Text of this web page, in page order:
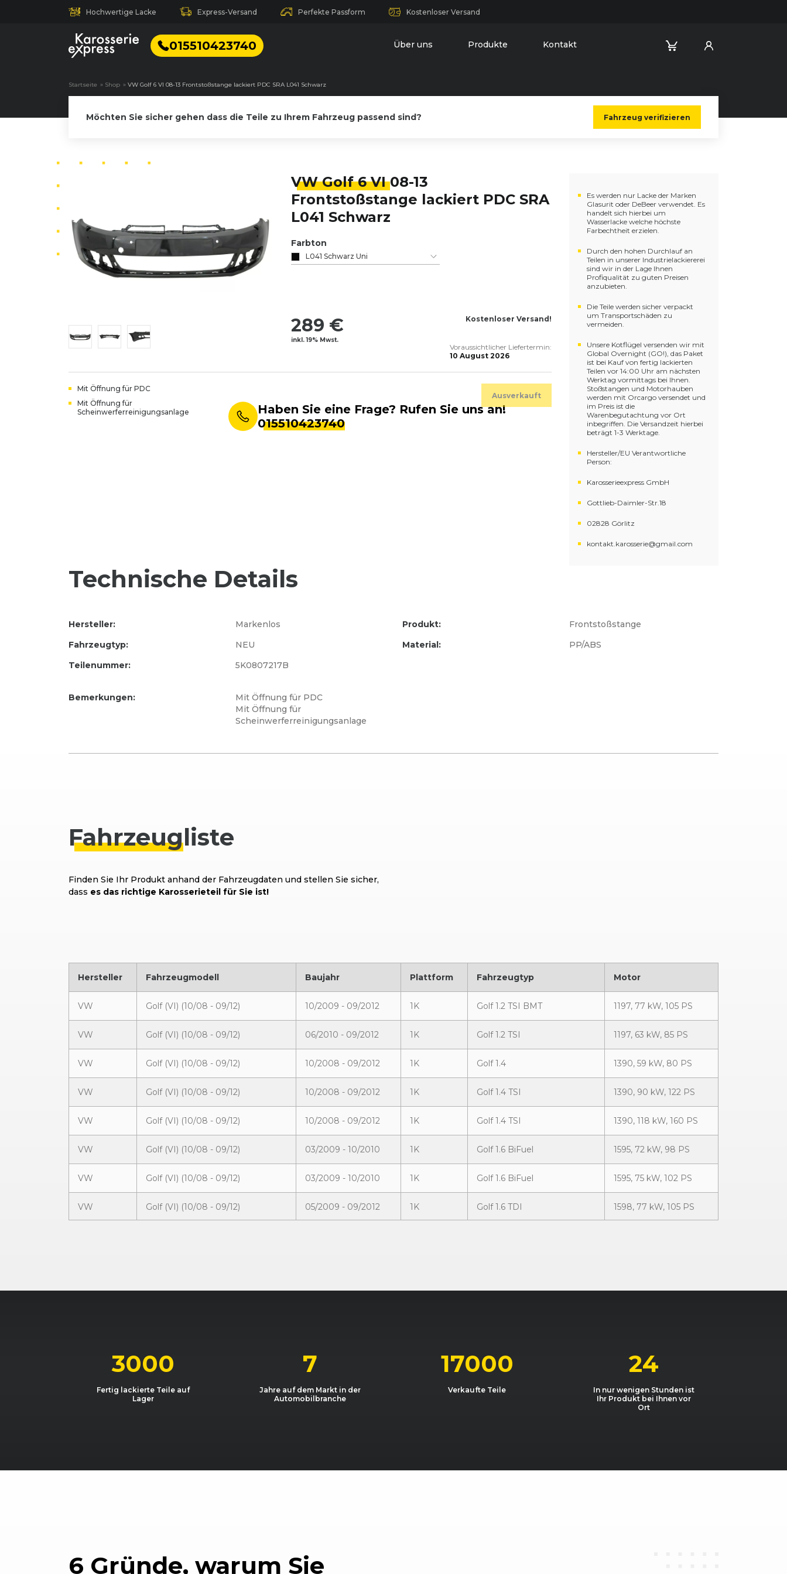
Hochwertige Lacke Express-Versand Perfekte Passform Kostenloser Versand
015510423740 Über uns Produkte Kontakt
Startseite » Shop » VW Golf 6 VI 08-13 Frontstoßstange lackiert PDC SRA L041 Schwarz
Möchten Sie sicher gehen dass die Teile zu Ihrem Fahrzeug passend sind? Fahrzeug verifizieren
VW Golf 6 VI08-13
Frontstoßstange lackiert PDC SRA
L041 Schwarz
Farbton
L041 Schwarz Uni
289 €
inkl. 19% Mwst.
Kostenloser Versand!
Voraussichtlicher Liefertermin:
10 August 2026
Ausverkauft
Mit Öffnung für PDC
Mit Öffnung für
Scheinwerferreinigungsanlage
Haben Sie eine Frage? Rufen Sie uns an!
015510423740
Es werden nur Lacke der Marken
Glasurit oder DeBeer verwendet. Es
handelt sich hierbei um
Wasserlacke welche höchste
Farbechtheit erzielen.
Durch den hohen Durchlauf an
Teilen in unserer Industrielackiererei
sind wir in der Lage Ihnen
Profiqualität zu guten Preisen
anzubieten.
Die Teile werden sicher verpackt
um Transportschäden zu
vermeiden.
Unsere Kotflügel versenden wir mit
Global Overnight (GO!), das Paket
ist bei Kauf von fertig lackierten
Teilen vor 14:00 Uhr am nächsten
Werktag vormittags bei Ihnen.
Stoßstangen und Motorhauben
werden mit Orcargo versendet und
im Preis ist die
Warenbegutachtung vor Ort
inbegriffen. Die Versandzeit hierbei
beträgt 1-3 Werktage.
Hersteller/EU Verantwortliche
Person:
Karosserieexpress GmbH
Gottlieb-Daimler-Str.18
02828 Görlitz
kontakt.karosserie@gmail.com
Technische Details
Hersteller: Markenlos Produkt:
Frontstoßstange
Fahrzeugtyp:
NEU Material:
PP/ABS
Teilenummer:
5K0807217B
Bemerkungen:
Mit Öffnung für PDC
Mit Öffnung für
Scheinwerferreinigungsanlage
Fahrzeugliste
Finden Sie Ihr Produkt anhand der Fahrzeugdaten und stellen Sie sicher,
dass es das richtige Karosserieteil für Sie ist!
Hersteller Fahrzeugmodell Baujahr Plattform Fahrzeugtyp Motor
VW Golf (VI) (10/08 - 09/12) 10/2009 - 09/2012 1K Golf 1.2 TSI BMT 1197, 77 kW, 105 PS
VW Golf (VI) (10/08 - 09/12) 06/2010 - 09/2012 1K Golf 1.2 TSI 1197, 63 kW, 85 PS
VW Golf (VI) (10/08 - 09/12) 10/2008 - 09/2012 1K Golf 1.4 1390, 59 kW, 80 PS
VW Golf (VI) (10/08 - 09/12) 10/2008 - 09/2012 1K Golf 1.4 TSI 1390, 90 kW, 122 PS
VW Golf (VI) (10/08 - 09/12) 10/2008 - 09/2012 1K Golf 1.4 TSI 1390, 118 kW, 160 PS
VW Golf (VI) (10/08 - 09/12) 03/2009 - 10/2010 1K Golf 1.6 BiFuel 1595, 72 kW, 98 PS
VW Golf (VI) (10/08 - 09/12) 03/2009 - 10/2010 1K Golf 1.6 BiFuel 1595, 75 kW, 102 PS
VW Golf (VI) (10/08 - 09/12) 05/2009 - 09/2012 1K Golf 1.6 TDI 1598, 77 kW, 105 PS
VW Golf (VI) (10/08 - 09/12) 10/2008 - 09/2012 1K Golf 2.0 TDI 1968, 103 kW, 140 PS
1390, 90 kW, 122 PS
3000
Fertig lackierte Teile auf
Lager
7
Jahre auf dem Markt in der
Automobilbranche
17000
Verkaufte Teile
24
In nur wenigen Stunden ist
Ihr Produkt bei Ihnen vor
Ort
6 Gründe, warum Sie